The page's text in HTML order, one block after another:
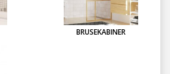
BRUSEKABINER